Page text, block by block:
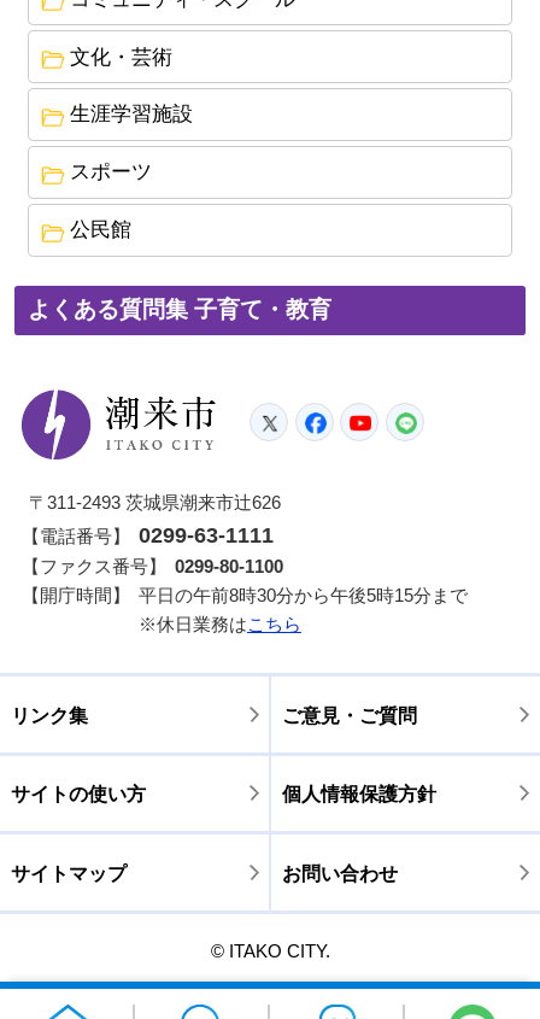
2019年8月30日
公立認定こども園の名称が「潮来市立あやめこど
も園」に決定しました
2019年1月15日
潮来市立図書館の本が中央公民館で返却できるよ
うになりました
2018年4月18日
子育て応援サポート事業始まります
文化・芸術
生涯学習施設
スポーツ
公民館
よくある質問集 子育て・教育
潮来市
TwitterFacebook
YouTube
〒311-2493 茨城県潮来市辻626
【電話番号】
0299-63-1111
【ファクス番号】
0299-80-1100
【開庁時間】
平日の午前8時30分から午後5時15分まで
※休日業務はこちら
リンク集 ご意見・ご質問
サイトの使い方 個人情報保護方針
サイトマップ お問い合わせ
© ITAKO CITY.